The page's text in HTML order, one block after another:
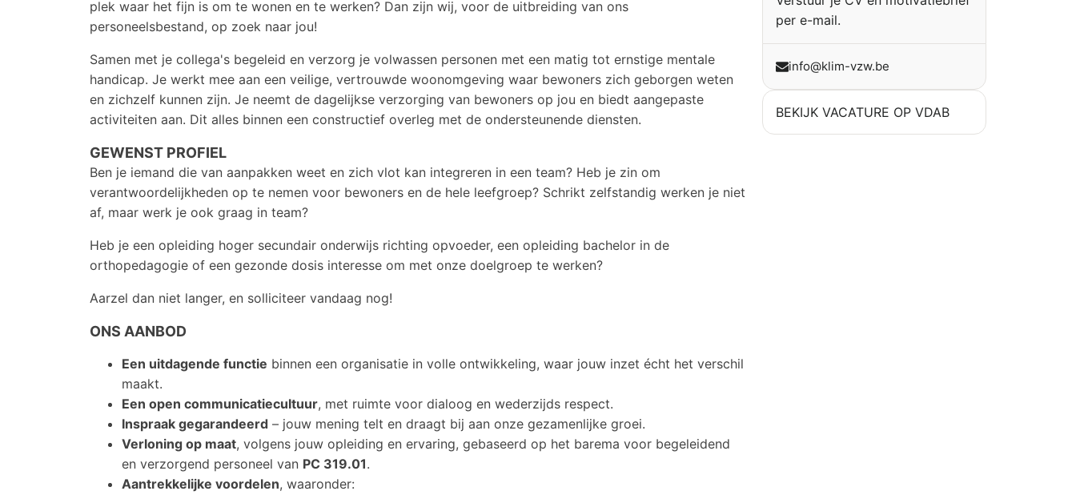
plek waar het fijn is om te wonen en te werken? Dan zijn wij, voor de uitbreiding van ons
personeelsbestand, op zoek naar jou!
Samen met je collega's begeleid en verzorg je volwassen personen met een matig tot ernstige mentale
handicap. Je werkt mee aan een veilige, vertrouwde woonomgeving waar bewoners zich geborgen weten
en zichzelf kunnen zijn. Je neemt de dagelijkse verzorging van bewoners op jou en biedt aangepaste
activiteiten aan. Dit alles binnen een constructief overleg met de ondersteunende diensten.
GEWENST PROFIEL
Ben je iemand die van aanpakken weet en zich vlot kan integreren in een team? Heb je zin om
verantwoordelijkheden op te nemen voor bewoners en de hele leefgroep? Schrikt zelfstandig werken je niet
af, maar werk je ook graag in team?
Heb je een opleiding hoger secundair onderwijs richting opvoeder, een opleiding bachelor in de
orthopedagogie of een gezonde dosis interesse om met onze doelgroep te werken?
Aarzel dan niet langer, en solliciteer vandaag nog!
ONS AANBOD
Een uitdagende functie binnen een organisatie in volle ontwikkeling, waar jouw inzet écht het verschil
maakt.
Een open communicatiecultuur, met ruimte voor dialoog en wederzijds respect.
Inspraak gegarandeerd – jouw mening telt en draagt bij aan onze gezamenlijke groei.
Verloning op maat, volgens jouw opleiding en ervaring, gebaseerd op het barema voor begeleidend
en verzorgend personeel van PC 319.01.
Aantrekkelijke voordelen, waaronder:
per e-mail.
info@klim-vzw.be
BEKIJK VACATURE OP VDAB